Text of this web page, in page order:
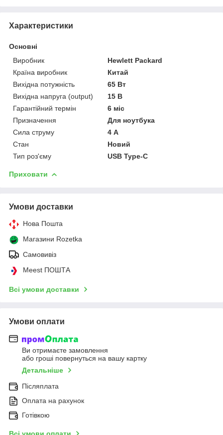
Характеристики
Основні
Виробник
Hewlett Packard
Країна виробник
Китай
Вихідна потужність
65 Вт
Вихідна напруга (output)
15 В
Гарантійний термін
6 міс
Призначення
Для ноутбука
Сила струму
4 А
Стан
Новий
Тип роз'єму
USB Type-C
Приховати
Умови доставки
Нова Пошта
Магазини Rozetka
Самовивіз
Meest ПОШТА
Всі умови доставки
Умови оплати
Ви отримаєте замовлення
або гроші повернуться на вашу картку
Детальніше
Післяплата
Оплата на рахунок
Готівкою